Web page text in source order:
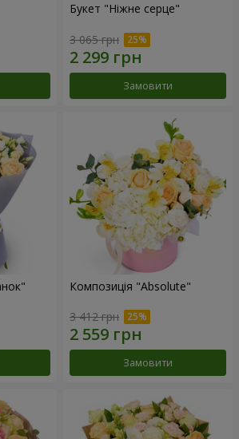
Букет "Ніжне серце"
3 065 грн
Замовити
Композиція "Absolute"
3 412 грн
Замовити